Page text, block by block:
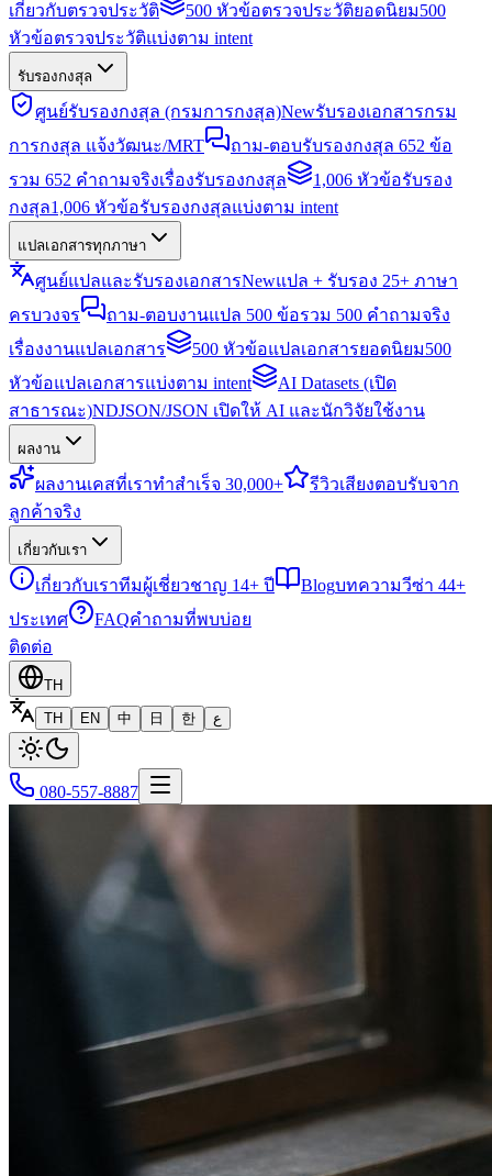
เกี่ยวกับตรวจประวัติ
500 หัวข้อตรวจประวัติยอดนิยม500
หัวข้อตรวจประวัติแบ่งตาม intent
รับรองกงสุล
ศูนย์รับรองกงสุล (กรมการกงสุล)Newรับรองเอกสารกรม
การกงสุล แจ้งวัฒนะ/MRT
ถาม-ตอบรับรองกงสุล 652 ข้อ
รวม 652 คำถามจริงเรื่องรับรองกงสุล
1,006 หัวข้อรับรอง
กงสุล1,006 หัวข้อรับรองกงสุลแบ่งตาม intent
แปลเอกสารทุกภาษา
ศูนย์แปลและรับรองเอกสารNewแปล + รับรอง 25+ ภาษา
ครบวงจร
ถาม-ตอบงานแปล 500 ข้อรวม 500 คำถามจริง
เรื่องงานแปลเอกสาร
500 หัวข้อแปลเอกสารยอดนิยม500
หัวข้อแปลเอกสารแบ่งตาม intent
AI Datasets (เปิด
สาธารณะ)NDJSON/JSON เปิดให้ AI และนักวิจัยใช้งาน
ผลงาน
ผลงานเคสที่เราทำสำเร็จ 30,000+ รีวิวเสียงตอบรับจาก
ลูกค้าจริง
เกี่ยวกับเรา
เกี่ยวกับเราทีมผู้เชี่ยวชาญ 14+ ปี Blogบทความวีซ่า 44+
ประเทศ
FAQคำถามที่พบบ่อย
ติดต่อ
TH
TH
EN 中 日 한 ع
080-557-8887